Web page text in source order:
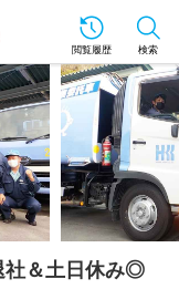
閲覧履歴 検索
社＆土日休み◎